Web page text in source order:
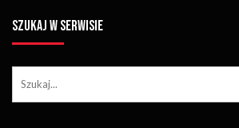
SZUKAJ W SERWISIE